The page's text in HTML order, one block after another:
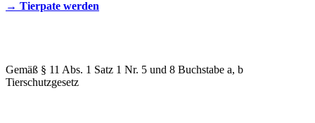
→ Tierpate werden
Gemäß § 11 Abs. 1 Satz 1 Nr. 5 und 8 Buchstabe a, b
Tierschutzgesetz